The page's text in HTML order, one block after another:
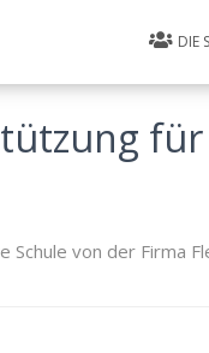
DIE
Schule von der Firma